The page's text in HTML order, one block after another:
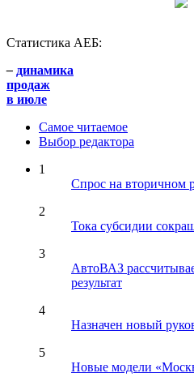
Статистика АЕБ:
– динамика
продаж
в июле
Самое читаемое
Выбор редактора
1
Спрос на вторичном
2
Тока субсидии
3
АвтоВАЗ
результат
4
Назначен новый
5
Новые модели